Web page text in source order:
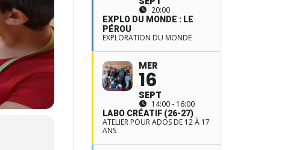
20:00
EXPLO DU MONDE : LE
PÉROU
EXPLORATION DU MONDE
MER
16
SEPT
14:00 - 16:00
LABO CRÉATIF (26-27)
ATELIER POUR ADOS DE 12 À 17
ANS